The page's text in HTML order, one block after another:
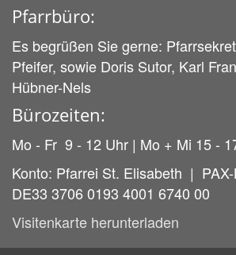
Pfarrbüro:
Es begrüßen Sie gerne:
Pfeifer, sowie Doris Sutor, Karl
Hübner-Nels
Bürozeiten:
Mo - Fr 9 - 12 Uhr | Mo + Mi 15 -
Konto: Pfarrei St. Elisabeth |
DE33 3706 0193 4001 6740 00
Visitenkarte herunterladen